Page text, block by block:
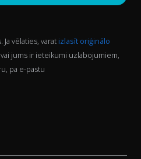
vēlaties, varat izlasīt oriģinālo
vai jums ir ieteikumi uzlabojumiem,
pa e-pastu